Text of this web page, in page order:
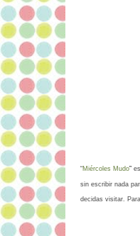
“Miércoles Mudo”
sin escribir nada
decidas visitar.